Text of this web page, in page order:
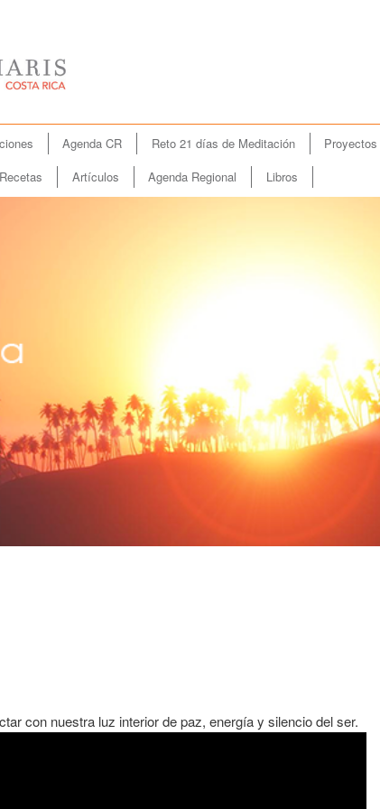
Agenda CR Reto 21 días de Meditación Proyectos
Recetas Artículos Agenda Regional Libros
con nuestra luz interior de paz, energía y silencio del ser.